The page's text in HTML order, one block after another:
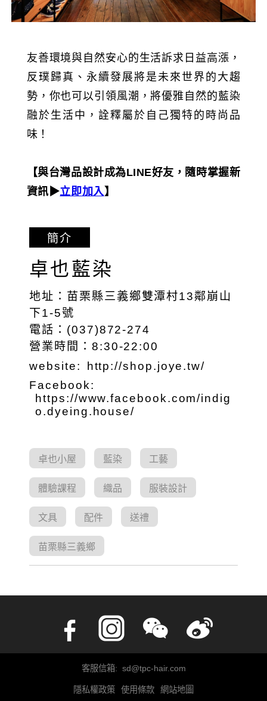
友善環境與自然安心的生活訴求日益高漲，
反璞歸真、永續發展將是未來世界的大趨
勢，你也可以引領風潮，將優雅自然的藍染
融於生活中，詮釋屬於自己獨特的時尚品
味！
【與台灣品設計成為LINE好友，隨時掌握新
資訊▶︎立即加入】
簡介
卓也藍染
地址：苗栗縣三義鄉雙潭村13鄰崩山
下1-5號
電話：(037)872-274
營業時間：8:30-22:00
website:
http://shop.joye.tw/
Facebook:
https://www.facebook.com/indig
o.dyeing.house/
卓也小屋 藍染 工藝
體驗課程 織品 服裝設計
文具 配件 送禮
苗栗縣三義鄉
客服信箱: sd@tpc-hair.com
隱私權政策 使用條款 網站地圖